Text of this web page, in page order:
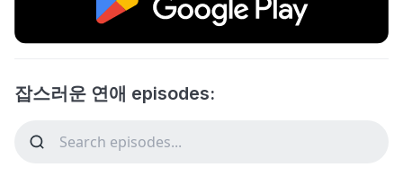
잡스러운 연애 episodes: